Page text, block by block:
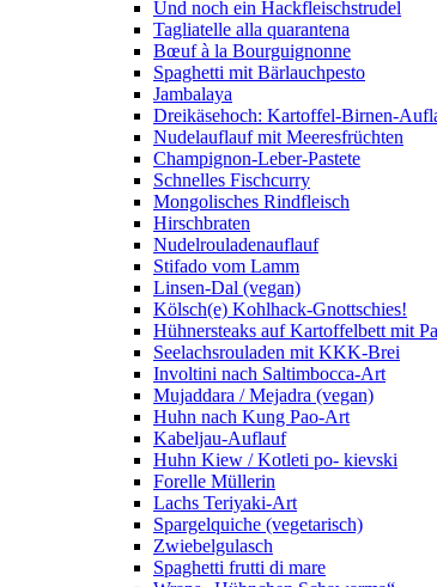
Und noch ein Hackfleischstrudel
Tagliatelle alla quarantena
Bœuf à la Bourguignonne
Spaghetti mit Bärlauchpesto
Jambalaya
Dreikäsehoch: Kartoffel-Birnen-
Nudelauflauf mit Meeresfrüchten
Champignon-Leber-Pastete
Schnelles Fischcurry
Mongolisches Rindfleisch
Hirschbraten
Nudelrouladenauflauf
Stifado vom Lamm
Linsen-Dal (vegan)
Kölsch(e) Kohlhack-Gnottschies!
Hühnersteaks auf Kartoffelbett mit
Seelachsrouladen mit KKK-Brei
Involtini nach Saltimbocca-Art
Mujaddara / Mejadra (vegan)
Huhn nach Kung Pao-Art
Kabeljau-Auflauf
Huhn Kiew / Kotleti po- kievski
Forelle Müllerin
Lachs Teriyaki-Art
Spargelquiche (vegetarisch)
Zwiebelgulasch
Spaghetti frutti di mare